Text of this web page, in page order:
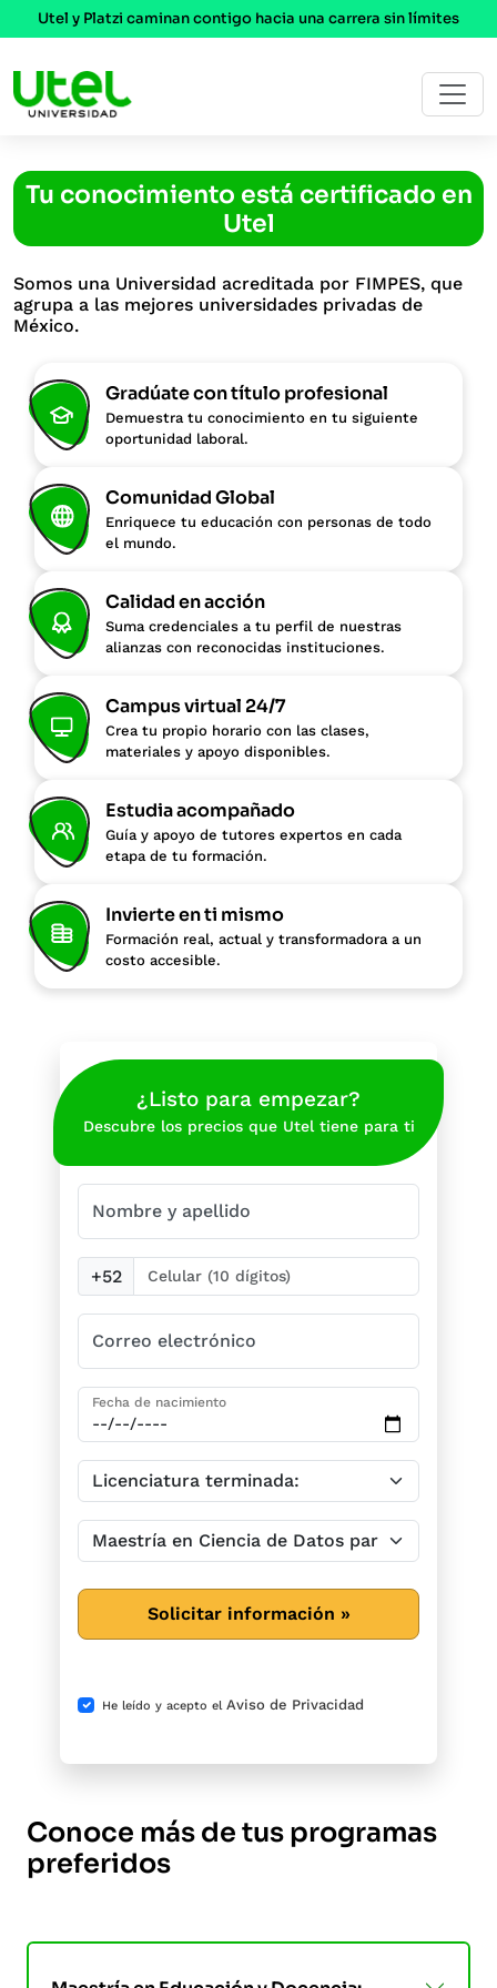
Utel y Platzi caminan contigo hacia una carrera sin límites
Tu conocimiento está certificado en
Utel
Somos una Universidad acreditada por FIMPES, que
agrupa a las mejores universidades privadas de
México.
Gradúate con título profesional
Demuestra tu conocimiento en tu siguiente
oportunidad laboral.
Comunidad Global
Enriquece tu educación con personas de todo
el mundo.
Calidad en acción
Suma credenciales a tu perfil de nuestras
alianzas con reconocidas instituciones.
Campus virtual 24/7
Crea tu propio horario con las clases,
materiales y apoyo disponibles.
Estudia acompañado
Guía y apoyo de tutores expertos en cada
etapa de tu formación.
Invierte en ti mismo
Formación real, actual y transformadora a un
costo accesible.
¿Listo para empezar?
Descubre los precios que Utel tiene para ti
Nombre y apellido
+52
Correo electrónico
Fecha de nacimiento
Solicitar información »
He leído y acepto el Aviso de Privacidad
Conoce más de tus programas
preferidos